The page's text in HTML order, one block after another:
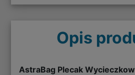
Opis
AstraBag Plecak